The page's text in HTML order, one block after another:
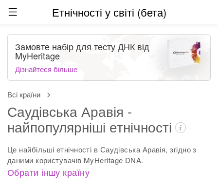
Етнічності у світі (бета)
Всі країни
Саудівська Аравія -
найпопулярніші етнічності
Це найбільші етнічності в Саудівська Аравія, згідно з
даними користувачів MyHeritage DNA.
Обрати іншу країну
Замовте набір для тесту ДНК від
MyHeritage
Дізнайтеся більше